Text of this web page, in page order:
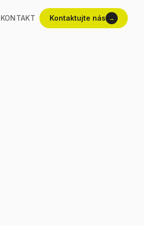
KONTAKT Kontaktujte nás →